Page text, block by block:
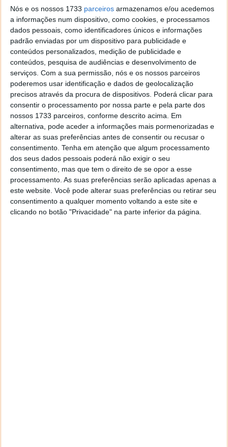
Nós e os nossos 1733 parceiros armazenamos e/ou acedemos
a informações num dispositivo, como cookies, e processamos
dados pessoais, como identificadores únicos e informações
padrão enviadas por um dispositivo para publicidade e
conteúdos personalizados, medição de publicidade e
conteúdos, pesquisa de audiências e desenvolvimento de
serviços. Com a sua permissão, nós e os nossos parceiros
poderemos usar identificação e dados de geolocalização
precisos através da procura de dispositivos. Poderá clicar para
consentir o processamento por nossa parte e pela parte dos
nossos 1733 parceiros, conforme descrito acima. Em
alternativa, pode aceder a informações mais pormenorizadas e
alterar as suas preferências antes de consentir ou recusar o
consentimento. Tenha em atenção que algum processamento
dos seus dados pessoais poderá não exigir o seu
consentimento, mas que tem o direito de se opor a esse
processamento. As suas preferências serão aplicadas apenas a
este website. Você pode alterar suas preferências ou retirar seu
consentimento a qualquer momento voltando a este site e
clicando no botão "Privacidade" na parte inferior da página.